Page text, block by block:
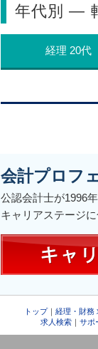
年代別 ―
経理 20代
会計プロフ
公認会計士が1996
キャリアステージ
トップ｜ 経理・財務
求人検索｜ サポ